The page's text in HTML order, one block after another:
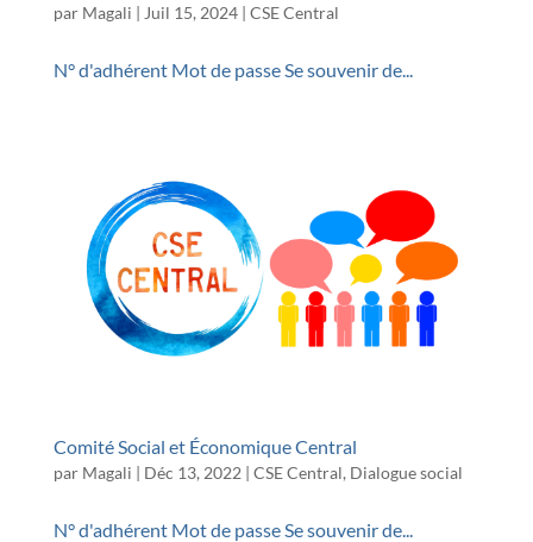
par Magali | Juil 15, 2024| CSE Central
N° d'adhérent Mot de passe Se souvenir de...
Comité Social et Économique Central
par Magali | Déc 13, 2022 | CSE Central, Dialogue social
N° d'adhérent Mot de passe Se souvenir de...